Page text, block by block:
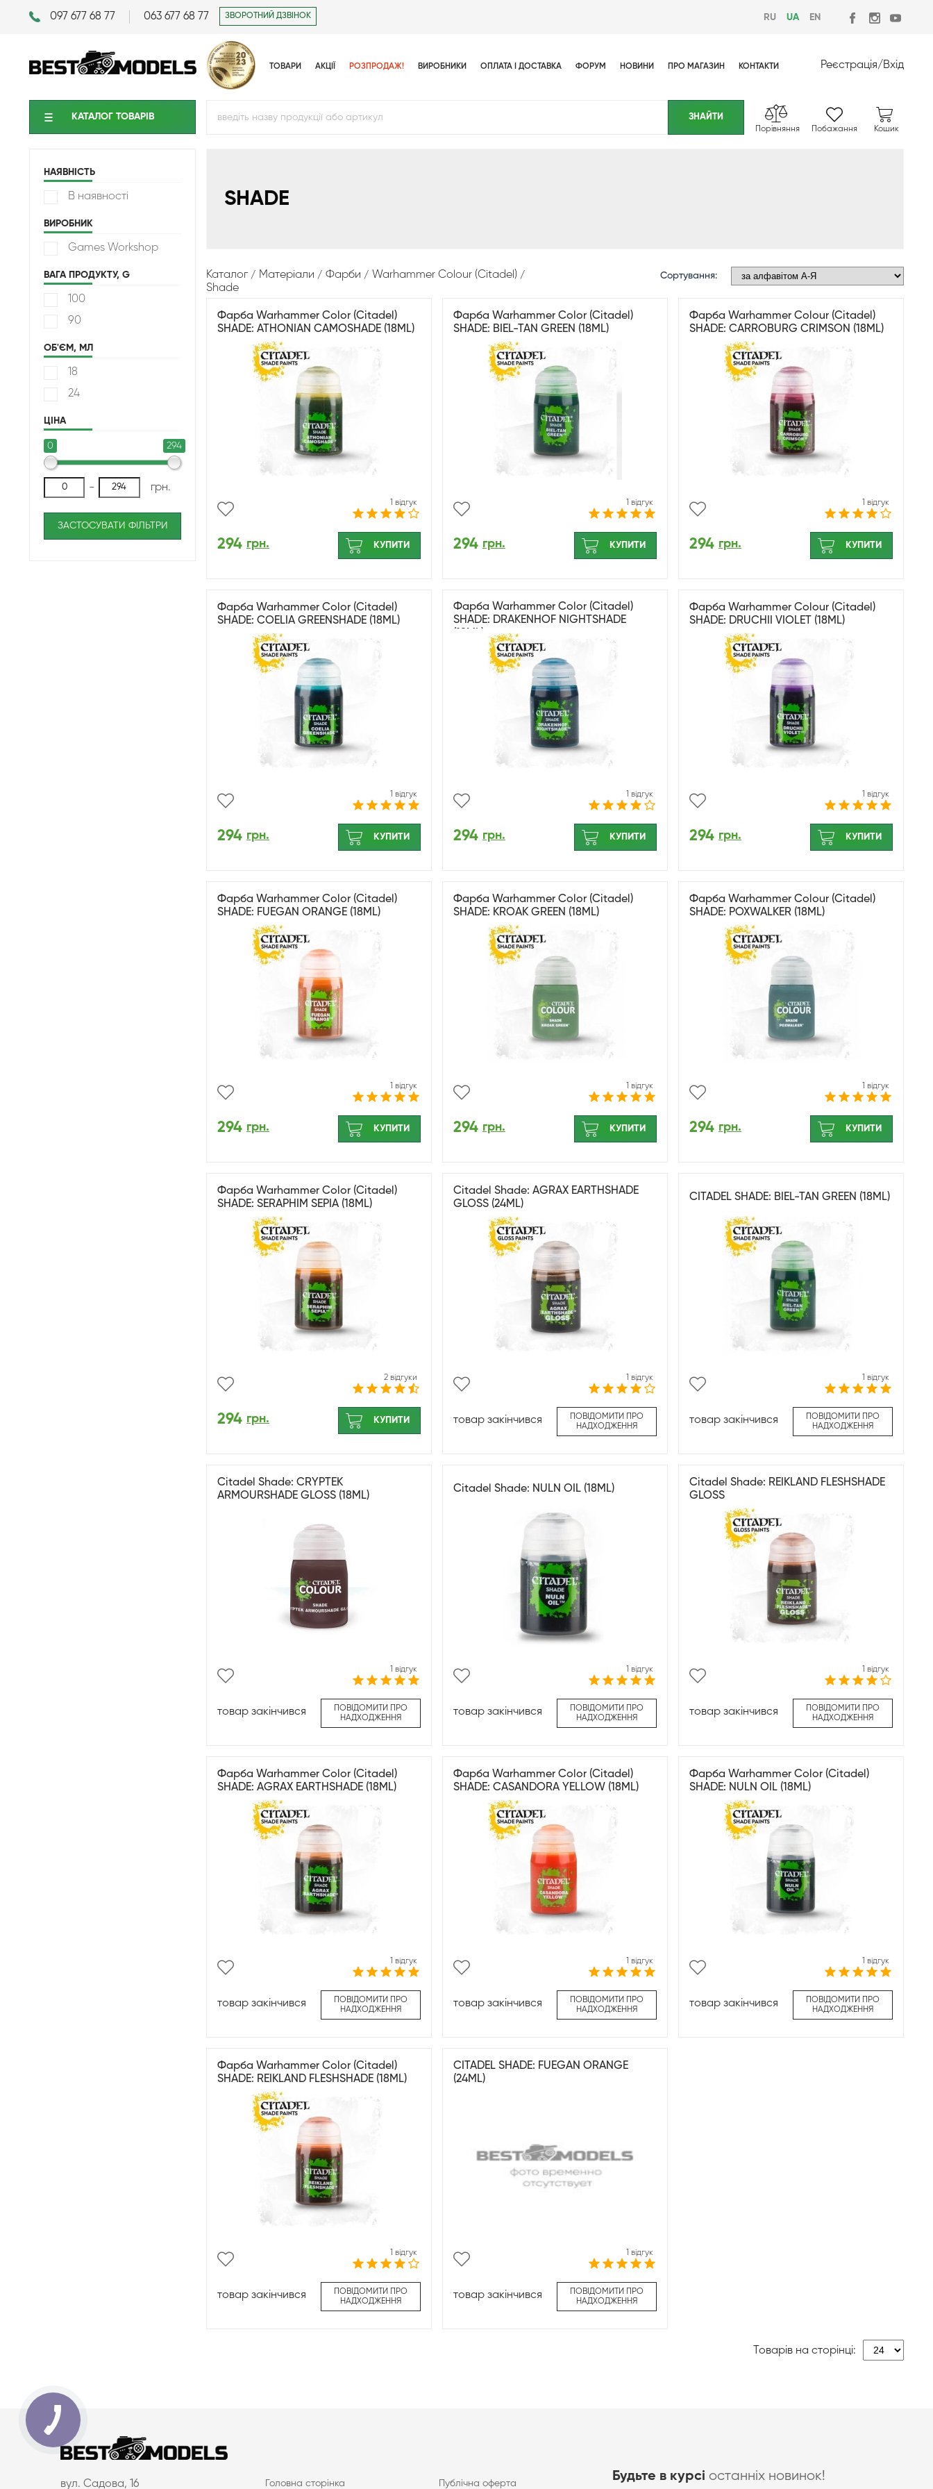
097 677 68 77 063 677 68 77 ЗВОРОТНИЙ ДЗВІНОК RU UA EN
ТОВАРИ АКЦІЇ РОЗПРОДАЖ! ВИРОБНИКИ ОПЛАТА І ДОСТАВКА ФОРУМ НОВИНИ ПРО МАГАЗИН КОНТАКТИ Реєстрація/Вхід
КАТАЛОГ ТОВАРIВ
Порівняння Побажання Кошик
НАЯВНІСТЬ
В наявності
ВИРОБНИК
Games Workshop
ВАГА ПРОДУКТУ, G
100
90
ОБ'ЄМ, МЛ
18
24
ЦІНА
0 294
- грн.
ЗАСТОСУВАТИ ФІЛЬТРИ
SHADE
Каталог Матеріали Фарби
Warhammer Colour (Citadel)
Shade
Сортування:
Фарба Warhammer Color (Citadel)
SHADE: ATHONIAN CAMOSHADE (18ML)
1 відгук
294 грн. КУПИТИ
Фарба Warhammer Color (Citadel)
SHADE: BIEL-TAN GREEN (18ML)
1 відгук
294 грн. КУПИТИ
Фарба Warhammer Colour (Citadel)
SHADE: CARROBURG CRIMSON (18ML)
1 відгук
294 грн. КУПИТИ
Фарба Warhammer Color (Citadel)
SHADE: COELIA GREENSHADE (18ML)
1 відгук
294 грн. КУПИТИ
Фарба Warhammer Color (Citadel)
SHADE: DRAKENHOF NIGHTSHADE
1 відгук
294 грн. КУПИТИ
Фарба Warhammer Colour (Citadel)
SHADE: DRUCHII VIOLET (18ML)
1 відгук
294 грн. КУПИТИ
Фарба Warhammer Color (Citadel)
SHADE: FUEGAN ORANGE (18ML)
1 відгук
294 грн. КУПИТИ
Фарба Warhammer Color (Citadel)
SHADE: KROAK GREEN (18ML)
1 відгук
294 грн. КУПИТИ
Фарба Warhammer Colour (Citadel)
SHADE: POXWALKER (18ML)
1 відгук
294 грн. КУПИТИ
Фарба Warhammer Color (Citadel)
SHADE: SERAPHIM SEPIA (18ML)
2 відгуки
294 грн. КУПИТИ
Citadel Shade: AGRAX EARTHSHADE
GLOSS (24ML)
1 відгук
товар закінчився
ПОВІДОМИТИ ПРО
НАДХОДЖЕННЯ
CITADEL SHADE: BIEL-TAN GREEN (18ML)
1 відгук
товар закінчився
ПОВІДОМИТИ ПРО
НАДХОДЖЕННЯ
Citadel Shade: CRYPTEK
ARMOURSHADE GLOSS (18ML)
1 відгук
товар закінчився
ПОВІДОМИТИ ПРО
НАДХОДЖЕННЯ
Citadel Shade: NULN OIL (18ML)
1 відгук
товар закінчився
ПОВІДОМИТИ ПРО
НАДХОДЖЕННЯ
Citadel Shade: REIKLAND FLESHSHADE
GLOSS
1 відгук
товар закінчився
ПОВІДОМИТИ ПРО
НАДХОДЖЕННЯ
Фарба Warhammer Color (Citadel)
SHADE: AGRAX EARTHSHADE (18ML)
1 відгук
товар закінчився
ПОВІДОМИТИ ПРО
НАДХОДЖЕННЯ
Фарба Warhammer Color (Citadel)
SHADE: CASANDORA YELLOW (18ML)
1 відгук
товар закінчився
ПОВІДОМИТИ ПРО
НАДХОДЖЕННЯ
Фарба Warhammer Color (Citadel)
SHADE: NULN OIL (18ML)
1 відгук
товар закінчився
ПОВІДОМИТИ ПРО
НАДХОДЖЕННЯ
Фарба Warhammer Color (Citadel)
SHADE: REIKLAND FLESHSHADE (18ML)
1 відгук
товар закінчився
ПОВІДОМИТИ ПРО
НАДХОДЖЕННЯ
CITADEL SHADE: FUEGAN ORANGE
(24ML)
1 відгук
товар закінчився
ПОВІДОМИТИ ПРО
НАДХОДЖЕННЯ
Товарів на сторінці:
вул. Садова, 16 Головна сторінка Публічна оферта Будьте в курсі останніх новинок!